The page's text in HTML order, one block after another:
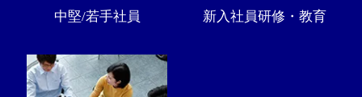
中堅/若手社員 新入社員研修・教育